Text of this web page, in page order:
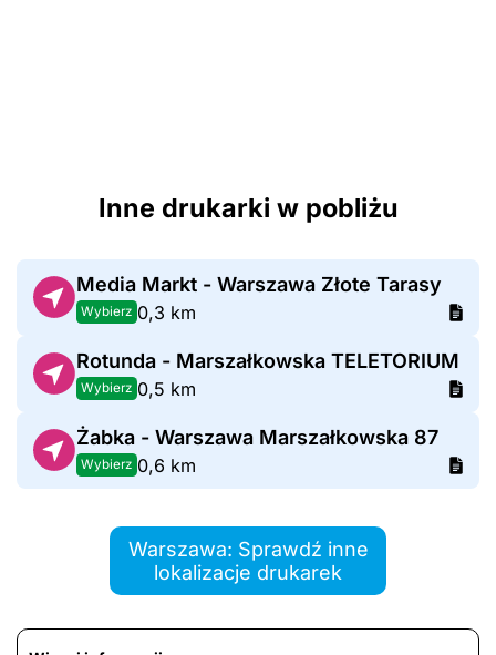
Inne drukarki w pobliżu
Media Markt - Warszawa Złote Tarasy
Wybierz 0,3 km
Rotunda - Marszałkowska TELETORIUM
Wybierz 0,5 km
Żabka - Warszawa Marszałkowska 87
Wybierz 0,6 km
Warszawa: Sprawdź inne
lokalizacje drukarek